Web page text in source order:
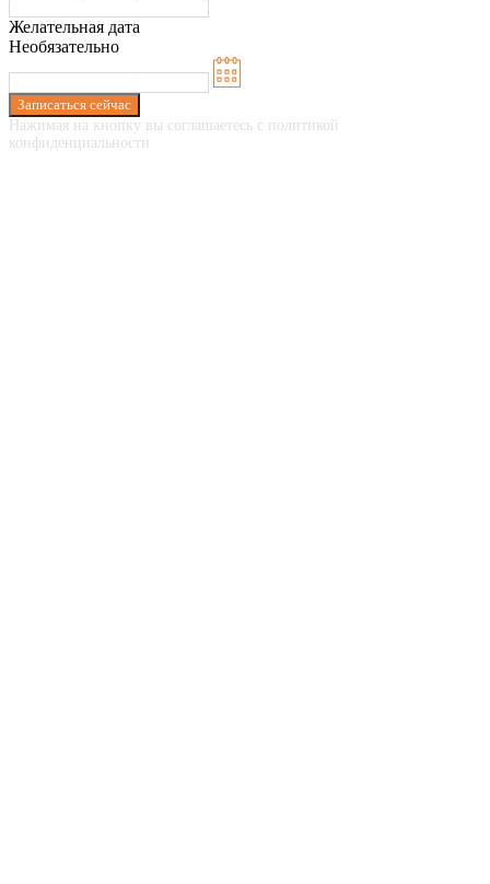
Желательная дата
Необязательно
Записаться сейчас
Нажимая на кнопку вы соглашаетесь с политикой
конфиденциальности